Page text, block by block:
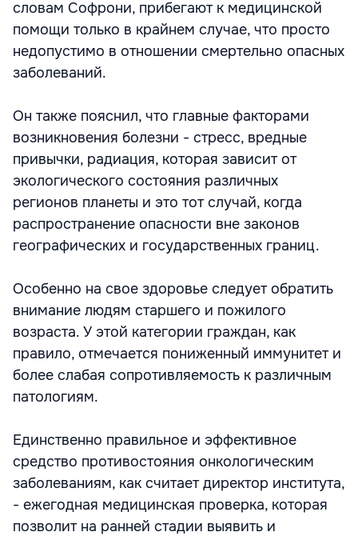
словам Софрони, прибегают к медицинской
помощи только в крайнем случае, что просто
недопустимо в отношении смертельно опасных
заболеваний.
Он также пояснил, что главные факторами
возникновения болезни - стресс, вредные
привычки, радиация, которая зависит от
экологического состояния различных
регионов планеты и это тот случай, когда
распространение опасности вне законов
географических и государственных границ.
Особенно на свое здоровье следует обратить
внимание людям старшего и пожилого
возраста. У этой категории граждан, как
правило, отмечается пониженный иммунитет и
более слабая сопротивляемость к различным
патологиям.
Единственно правильное и эффективное
средство противостояния онкологическим
заболеваниям, как считает директор института,
- ежегодная медицинская проверка, которая
позволит на ранней стадии выявить и